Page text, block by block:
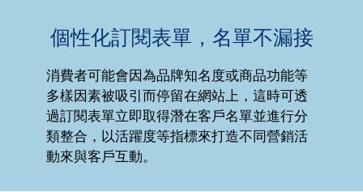
個性化訂閱表單，名單不漏接
消費者可能會因為品牌知名度或商品功能等
多樣因素被吸引而停留在網站上，這時可透
過訂閱表單立即取得潛在客戶名單並進行分
類整合，以活躍度等指標來打造不同營銷活
動來與客戶互動。